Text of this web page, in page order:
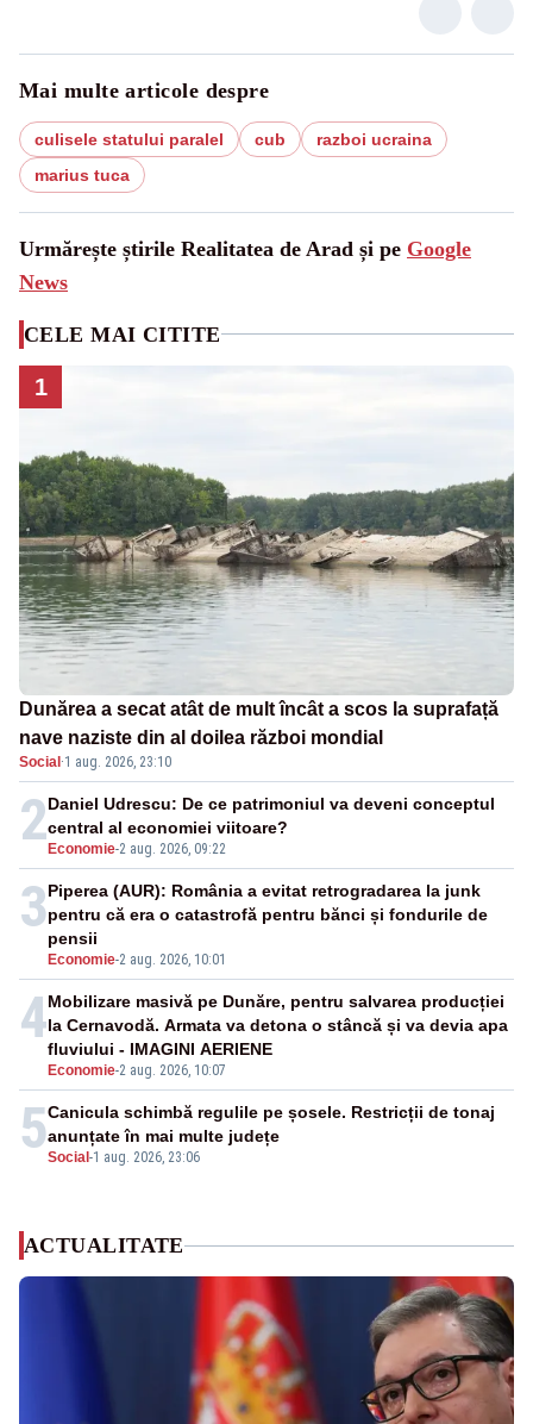
Mai multe articole despre
culisele statului paralel cub
razboi ucraina
marius tuca
Urmărește știrile Realitatea de Arad și pe Google
News
CELE MAI CITITE
1
Dunărea a secat atât de mult încât a scos la suprafață
nave naziste din al doilea război mondial
Social ·1 aug. 2026, 23:10
2 Economie-2 aug. 2026, 09:22
Daniel Udrescu: De ce patrimoniul va deveni conceptul
central al economiei viitoare?
3
Economie-2 aug. 2026, 10:01
Piperea (AUR): România a evitat retrogradarea la junk
pentru că era o catastrofă pentru bănci și fondurile de
pensii
4
Economie-2 aug. 2026, 10:07
Mobilizare masivă pe Dunăre, pentru salvarea producției
la Cernavodă. Armata va detona o stâncă și va devia apa
fluviului - IMAGINI AERIENE
5Social -1 aug. 2026, 23:06
Canicula schimbă regulile pe șosele. Restricții de tonaj
anunțate în mai multe județe
ACTUALITATE